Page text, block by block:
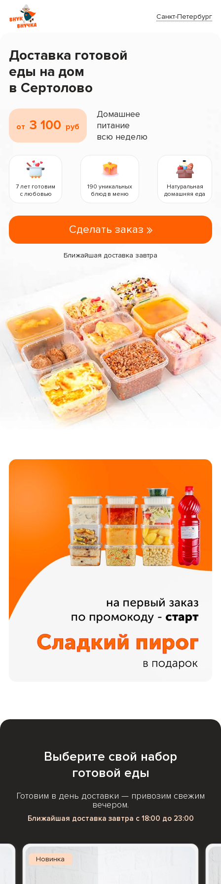
Санкт-Петербург
Доставка готовой
еды на дом
в Сертолово
от 3 100 руб
Домашнее
питание
всю неделю
7 лет готовим
с любовью
190 уникальных
блюд в меню
Натуральная
домашняя еда
Сделать заказ
Ближайшая доставка завтра
Выберите свой набор
готовой еды
Готовим в день доставки — привозим свежим
вечером.
Ближайшая доставка завтра с 18:00 до 23:00
Новинка